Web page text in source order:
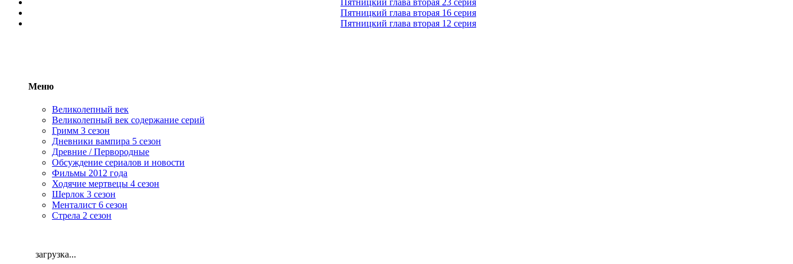
Пятницкий глава вторая 16 серия
Пятницкий глава вторая 12 серия
Меню
Великолепный век
Великолепный век содержание серий
Гримм 3 сезон
Дневники вампира 5 сезон
Древние / Первородные
Обсуждение сериалов и новости
Фильмы 2012 года
Ходячие мертвецы 4 сезон
Шерлок 3 сезон
Менталист 6 сезон
Стрела 2 сезон
загрузка...